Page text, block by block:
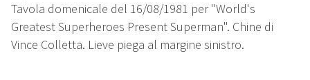
Tavola domenicale del 16/08/1981 per "World's
Greatest Superheroes Present Superman". Chine di
Vince Colletta. Lieve piega al margine sinistro.